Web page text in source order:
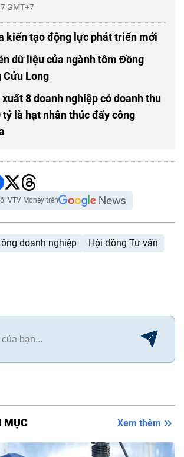
GMT+7
kiến tạo động lực phát triển mới
dữ liệu của ngành tôm Đồng
Cửu Long
8 doanh nghiệp có doanh thu
là hạt nhân thúc đẩy công
VTV Money trên
doanh nghiệp
Hội đồng Tư vấn
MỤC Xem thêm